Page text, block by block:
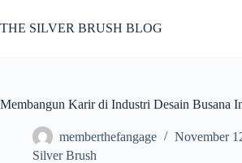
to
content
THE SILVER BRUSH BLOG
Membangun Karir di Industri Desain Busana
memberthefangage
November
Silver Brush